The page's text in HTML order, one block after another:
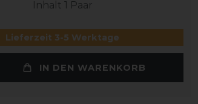
Inhalt 1 Paar
Lieferzeit 3-5 Werktage
IN DEN WARENKORB